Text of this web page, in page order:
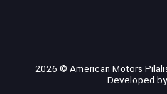
2026 © American Motors
Developed by